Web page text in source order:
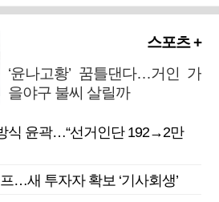
스포츠 +
‘윤나고황’ 꿈틀댄다…거인 가
을야구 불씨 살릴까
식 윤곽…“선거인단 192→2만
…새 투자자 확보 ‘기사회생’